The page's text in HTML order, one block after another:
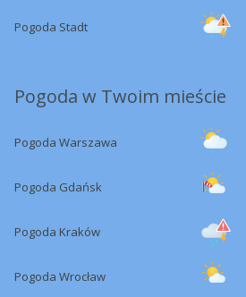
Pogoda Stadt
Pogoda w Twoim mieście
Pogoda Warszawa
Pogoda Gdańsk
Pogoda Kraków
Pogoda Wrocław